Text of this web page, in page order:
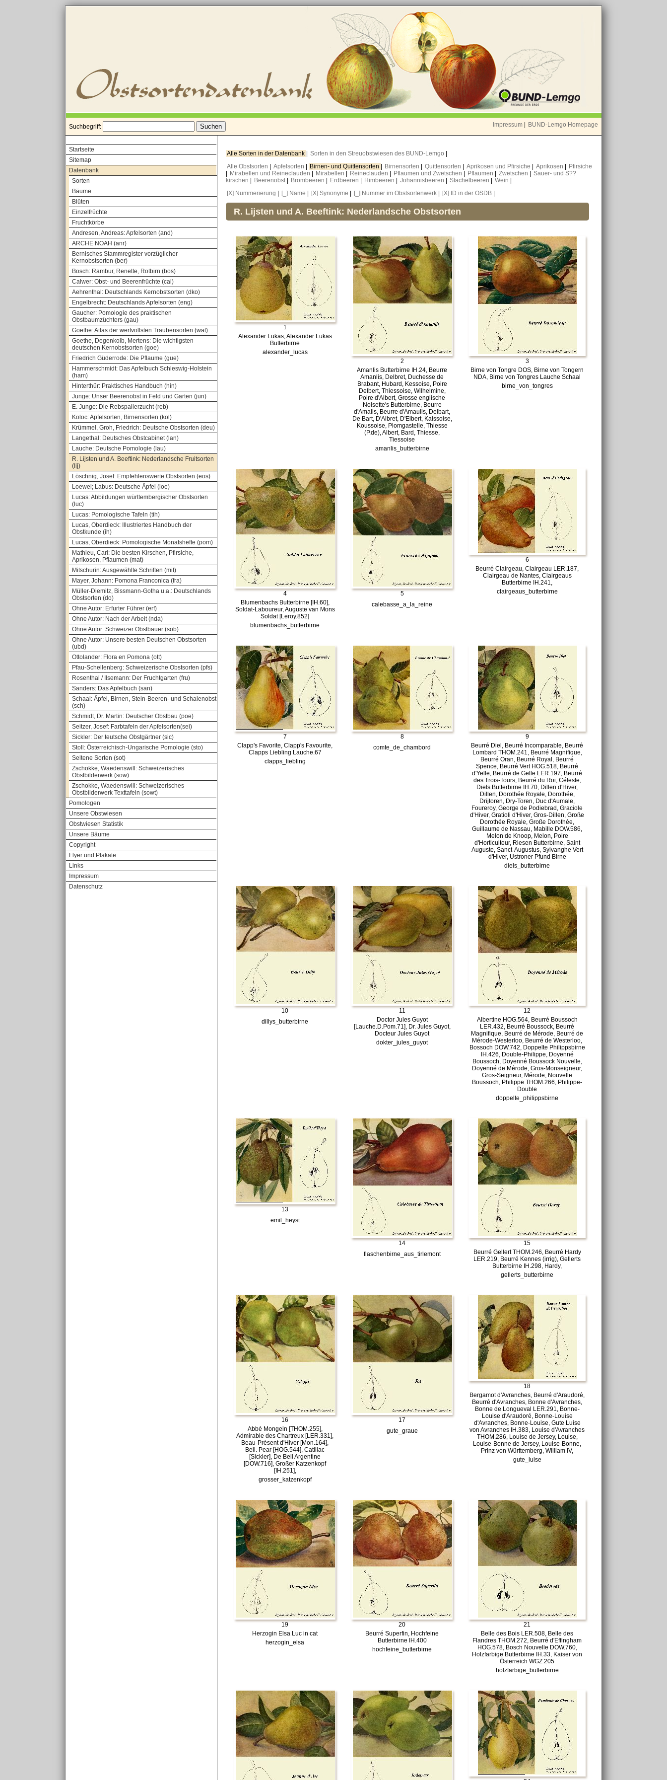
Suchbegriff: Impressum BUND-Lemgo Homepage
Startseite
Sitemap
Datenbank
Sorten
Bäume
Blüten
Einzelfrüchte
Fruchtkörbe
Andresen, Andreas: Apfelsorten (and)
ARCHE NOAH (anr)
Bernisches Stammregister vorzüglicher
Kernobstsorten (ber)
Bosch: Rambur, Renette, Rotbirn (bos)
Calwer: Obst- und Beerenfrüchte (cal)
Aehrenthal: Deutschlands Kernobstsorten (dko)
Engelbrecht: Deutschlands Apfelsorten (eng)
Gaucher: Pomologie des praktischen
Obstbaumzüchters (gau)
Goethe: Atlas der wertvollsten Traubensorten (wat)
Goethe, Degenkolb, Mertens: Die wichtigsten
deutschen Kernobstsorten (goe)
Friedrich Güderrode: Die Pflaume (gue)
Hammerschmidt: Das Apfelbuch Schleswig-Holstein
(ham)
Hinterthür: Praktisches Handbuch (hin)
Junge: Unser Beerenobst in Feld und Garten (jun)
E. Junge: Die Rebspalierzucht (reb)
Koloc: Apfelsorten, Birnensorten (kol)
Krümmel, Groh, Friedrich: Deutsche Obstsorten (deu)
Langethal: Deutsches Obstcabinet (lan)
Lauche: Deutsche Pomologie (lau)
R. Lijsten und A. Beeftink: Nederlandsche Fruitsorten
(lij)
Löschnig, Josef: Empfehlenswerte Obstsorten (eos)
Loewel; Labus: Deutsche Äpfel (loe)
Lucas: Abbildungen württembergischer Obstsorten
(luc)
Lucas: Pomologische Tafeln (tih)
Lucas, Oberdieck: Illustriertes Handbuch der
Obstkunde (ih)
Lucas, Oberdieck: Pomologische Monatshefte (pom)
Mathieu, Carl: Die besten Kirschen, Pfirsiche,
Aprikosen, Pflaumen (mat)
Mitschurin: Ausgewählte Schriften (mit)
Mayer, Johann: Pomona Franconica (fra)
Müller-Diemitz, Bissmann-Gotha u.a.: Deutschlands
Obstsorten (do)
Ohne Autor: Erfurter Führer (erf)
Ohne Autor: Nach der Arbeit (nda)
Ohne Autor: Schweizer Obstbauer (sob)
Ohne Autor: Unsere besten Deutschen Obstsorten
(ubd)
Ottolander: Flora en Pomona (ott)
Pfau-Schellenberg: Schweizerische Obstsorten (pfs)
Rosenthal / Ilsemann: Der Fruchtgarten (fru)
Sanders: Das Apfelbuch (san)
Schaal: Äpfel, Birnen, Stein-Beeren- und Schalenobst
(sch)
Schmidt, Dr. Martin: Deutscher Obstbau (poe)
Seitzer, Josef: Farbtafeln der Apfelsorten(sei)
Sickler: Der teutsche Obstgärtner (sic)
Stoll: Österreichisch-Ungarische Pomologie (sto)
Seltene Sorten (sot)
Zschokke, Waedenswill: Schweizerisches
Obstbilderwerk (sow)
Zschokke, Waedenswill: Schweizerisches
Obstbilderwerk Texttafeln (sowt)
Pomologen
Unsere Obstwiesen
Obstwiesen Statistik
Unsere Bäume
Copyright
Flyer und Plakate
Links
Impressum
Datenschutz
Alle Sorten in der Datenbank Sorten in den Streuobstwiesen des BUND-Lemgo
Alle Obstsorten
Apfelsorten Birnen- und Quittensorten Birnensorten Quittensorten Aprikosen und Pfirsiche Aprikosen
Pfirsiche
Mirabellen und Reineclauden Mirabellen Reineclauden Pflaumen und Zwetschen Pflaumen Zwetschen
Sauer- und S??
kirschen
Beerenobst Brombeeren Erdbeeren Himbeeren Johannisbeeren Stachelbeeren Wein
[X] Nummerierung
[_] Name [X] Synonyme [_] Nummer im Obstsortenwerk [X] ID in der OSDB
R. Lijsten und A. Beeftink: Nederlandsche Obstsorten
1
Alexander Lukas, Alexander Lukas
Butterbirne
alexander_lucas
2
Amanlis Butterbirne IH.24, Beurre
Amanlis, Delbret, Duchesse de
Brabant, Hubard, Kessoise, Poire
Delbert, Thiessoise, Wilhelmine,
Poire d'Albert, Grosse englische
Noisette's Butterbirne, Beurre
d'Amalis, Beurre d'Amaulis, Delbart,
De Bart, D'Albret, D'Elbert, Kaissoise,
Koussoise, Plomgastelle, Thiesse
(P.de), Albert, Bard, Thiesse,
Tiessoise
amanlis_butterbirne
3
Birne von Tongre DOS, Birne von Tongern
NDA, Birne von Tongres Lauche Schaal
birne_von_tongres
4
Blumenbachs Butterbirne [IH.60],
Soldat-Laboureur, Auguste van Mons
Soldat [Leroy.852]
blumenbachs_butterbirne
5
calebasse_a_la_reine
6
Beurré Clairgeau, Clairgeau LER.187,
Clairgeau de Nantes, Clairgeaus
Butterbirne IH.241,
clairgeaus_butterbirne
7
Clapp's Favorite, Clapp's Favourite,
Clapps Liebling Lauche.67
clapps_liebling
8
comte_de_chambord
9
Beurré Diel, Beurré Incomparable, Beurré
Lombard THOM.241, Beurré Magnifique,
Beurré Oran, Beurré Royal, Beurré
Spence, Beurré Vert HOG.518, Beurré
d'Yelle, Beurré de Gelle LER.197, Beurré
des Trois-Tours, Beurré du Roi, Céleste,
Diels Butterbirne IH.70, Dillen d'Hiver,
Dillen, Dorothée Royale, Dorothée,
Drijtoren, Dry-Toren, Duc d'Aumale,
Foureroy, George de Podiebrad, Graciole
d'Hiver, Gratioli d'Hiver, Gros-Dillen, Große
Dorothée Royale, Große Dorothée,
Guillaume de Nassau, Mabille DOW.586,
Melon de Knoop, Melon, Poire
d'Horticulteur, Riesen Butterbirne, Saint
Auguste, Sanct-Augustus, Sylvanghe Vert
d'Hiver, Ustroner Pfund Birne
diels_butterbirne
10
dillys_butterbirne
11
Doctor Jules Guyot
[Lauche.D.Pom.71], Dr. Jules Guyot,
Docteur Jules Guyot
dokter_jules_guyot
12
Albertine HOG.564, Beurré Boussoch
LER.432, Beurré Boussock, Beurré
Magnifique, Beurré de Mérode, Beurré de
Mérode-Westerloo, Beurré de Westerloo,
Bossoch DOW.742, Doppelte Philippsbirne
IH.426, Double-Philippe, Doyenné
Boussoch, Doyenné Boussock Nouvelle,
Doyenné de Mérode, Gros-Monseigneur,
Gros-Seigneur, Mérode, Nouvelle
Boussoch, Philippe THOM.266, Philippe-
Double
doppelte_philippsbirne
13
emil_heyst
14
flaschenbirne_aus_tirlemont
15
Beurré Gellert THOM.246, Beurré Hardy
LER.219, Beurré Kennes (irrig), Gellerts
Butterbirne IH.298, Hardy,
gellerts_butterbirne
16
Abbé Mongein [THOM.255],
Admirable des Chartreux [LER.331],
Beau-Présent d'Hiver [Mon.164],
Bell. Pear [HOG.544], Catillac
[Sickler], De Bell Argentine
[DOW.716], Großer Katzenkopf
[IH.251],
grosser_katzenkopf
17
gute_graue
18
Bergamot d'Avranches, Beurré d'Araudoré,
Beurré d'Avranches, Bonne d'Avranches,
Bonne de Longueval LER.291, Bonne-
Louise d'Araudoré, Bonne-Louise
d'Avranches, Bonne-Louise, Gute Luise
von Avranches IH.383, Louise d'Avranches
THOM.286, Louise de Jersey, Louise,
Louise-Bonne de Jersey, Louise-Bonne,
Prinz von Württemberg, William IV,
gute_luise
19
Herzogin Elsa Luc in cat
herzogin_elsa
20
Beurré Superfin, Hochfeine
Butterbirne IH.400
hochfeine_butterbirne
21
Belle des Bois LER.508, Belle des
Flandres THOM.272, Beurré d'Effingham
HOG.578, Bosch Nouvelle DOW.760,
Holzfarbige Butterbirne IH.33, Kaiser von
Österreich WGZ.205
holzfarbige_butterbirne